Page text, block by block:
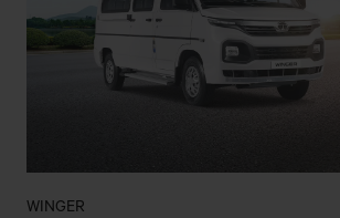
WINGER